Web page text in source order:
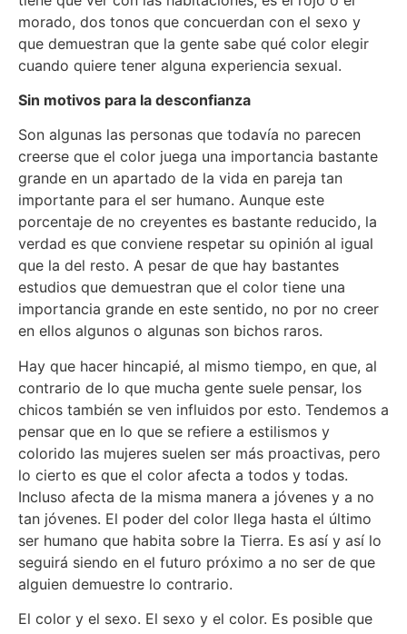
morado, dos tonos que concuerdan con el sexo y
que demuestran que la gente sabe qué color elegir
cuando quiere tener alguna experiencia sexual.
Sin motivos para la desconfianza
Son algunas las personas que todavía no parecen
creerse que el color juega una importancia bastante
grande en un apartado de la vida en pareja tan
importante para el ser humano. Aunque este
porcentaje de no creyentes es bastante reducido, la
verdad es que conviene respetar su opinión al igual
que la del resto. A pesar de que hay bastantes
estudios que demuestran que el color tiene una
importancia grande en este sentido, no por no creer
en ellos algunos o algunas son bichos raros.
Hay que hacer hincapié, al mismo tiempo, en que, al
contrario de lo que mucha gente suele pensar, los
chicos también se ven influidos por esto. Tendemos a
pensar que en lo que se refiere a estilismos y
colorido las mujeres suelen ser más proactivas, pero
lo cierto es que el color afecta a todos y todas.
Incluso afecta de la misma manera a jóvenes y a no
tan jóvenes. El poder del color llega hasta el último
ser humano que habita sobre la Tierra. Es así y así lo
seguirá siendo en el futuro próximo a no ser de que
alguien demuestre lo contrario.
El color y el sexo. El sexo y el color. Es posible que